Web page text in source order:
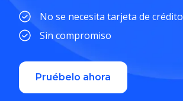
No se necesita tarjeta de crédito
Sin compromiso
Pruébelo ahora